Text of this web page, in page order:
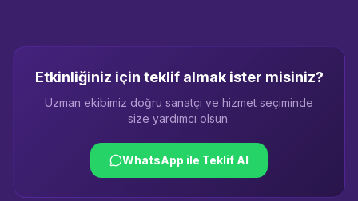
Etkinliğiniz için teklif almak ister misiniz?
Uzman ekibimiz doğru sanatçı ve hizmet seçiminde
size yardımcı olsun.
WhatsApp ile Teklif Al